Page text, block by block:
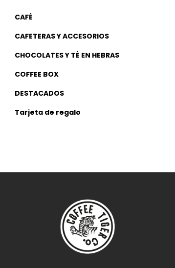
CAFÉ
CAFETERAS Y ACCESORIOS
CHOCOLATES Y TÉ EN HEBRAS
COFFEE BOX
DESTACADOS
Tarjeta de regalo